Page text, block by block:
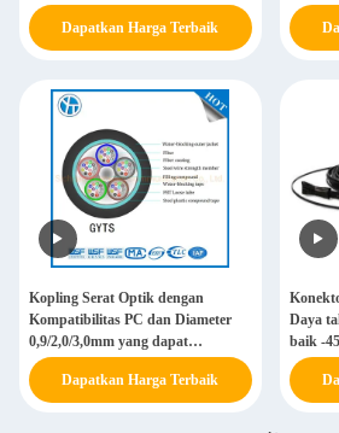
untuk koneksi jarak jauh
Dapatkan Harga Terbaik
Ekstrim
Kopling Serat Optik dengan
Kompatibilitas PC dan Diameter
0,9/2,0/3,0mm yang dapat
disesuaikan
Dapatkan Harga Terbaik
Daya
baik -